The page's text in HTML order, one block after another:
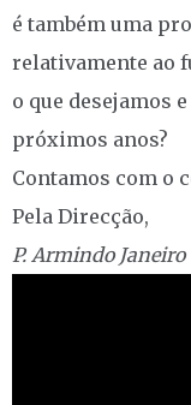
é também uma
relativamente ao
o que desejamos
próximos anos?
Contamos com o
Pela Direcção,
P. Armindo Janeiro